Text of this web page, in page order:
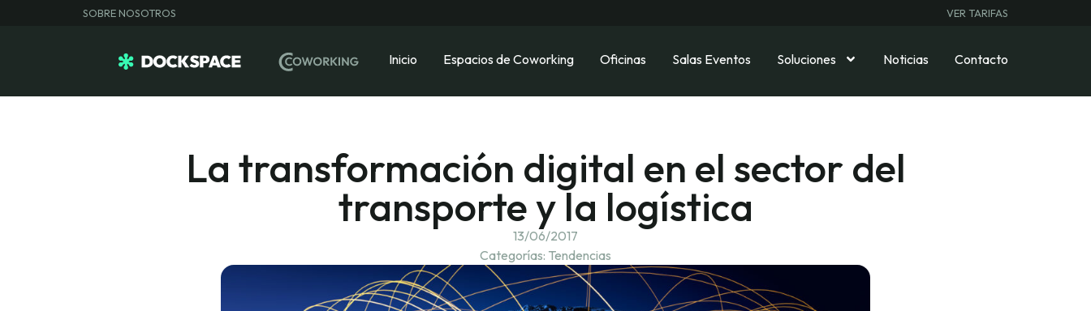
SOBRE NOSOTROS VER TARIFAS
Inicio Espacios de Coworking Oficinas Salas Eventos Soluciones Noticias Contacto
La transformación digital en el sector del
transporte y la logística
13/06/2017
Categorías: Tendencias